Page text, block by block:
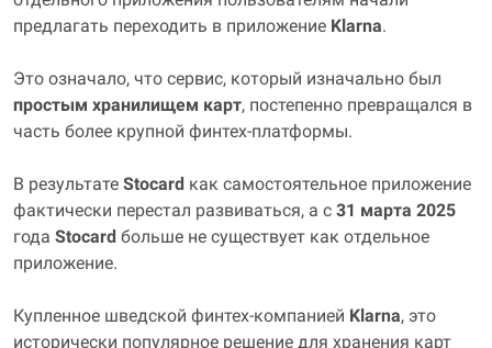
предлагать переходить в приложение Klarna.
Это означало, что сервис, который изначально был
простым хранилищем карт, постепенно превращался в
часть более крупной финтех-платформы.
В результате Stocard как самостоятельное приложение
фактически перестал развиваться, а с 31 марта 2025
года Stocard больше не существует как отдельное
приложение.
Купленное шведской финтех-компанией Klarna, это
исторически популярное решение для хранения карт